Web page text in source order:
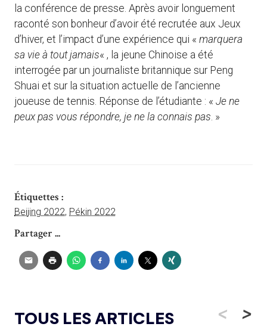
la conférence de presse. Après avoir longuement
raconté son bonheur d’avoir été recrutée aux Jeux
d’hiver, et l’impact d’une expérience qui « marquera
sa vie à tout jamais« , la jeune Chinoise a été
interrogée par un journaliste britannique sur Peng
Shuai et sur la situation actuelle de l’ancienne
joueuse de tennis. Réponse de l’étudiante : « Je ne
peux pas vous répondre, je ne la connais pas. »
Étiquettes :
Beijing 2022, Pékin 2022
Partager ...
TOUS LES ARTICLES < >